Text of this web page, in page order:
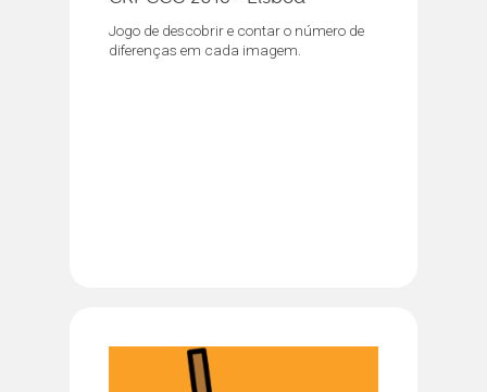
Jogo de descobrir e contar o número de
diferenças em cada imagem.